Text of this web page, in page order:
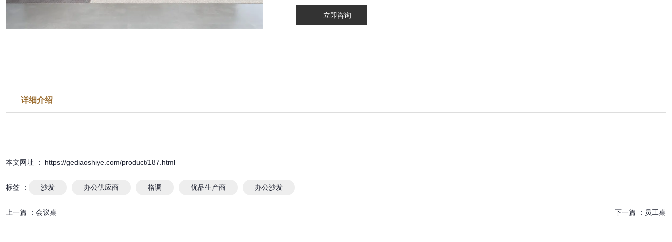
立即咨询
详细介绍
本文网址 ： https://gediaoshiye.com/product/187.html
标签 ： 沙发 办公供应商 格调 优品生产商 办公沙发
上一篇 ： 会议桌 下一篇 ： 员工桌